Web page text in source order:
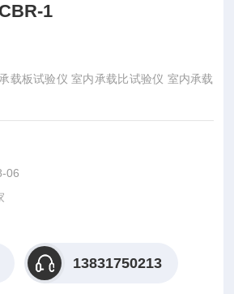
1
载板试验仪 室内承载比试验仪 室内承载
进行承载比试验，以确定所设计的路面、
材料层的承载能力，是土工试验必配仪
06
13831750213